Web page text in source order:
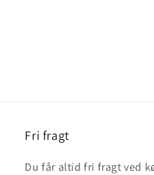
Fri fragt
Du får altid fri fragt ved